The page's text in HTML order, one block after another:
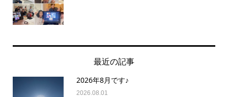
最近の記事
2026年8月です♪
2026.08.01